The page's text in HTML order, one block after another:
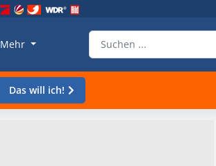
Mehr
Das will ich!